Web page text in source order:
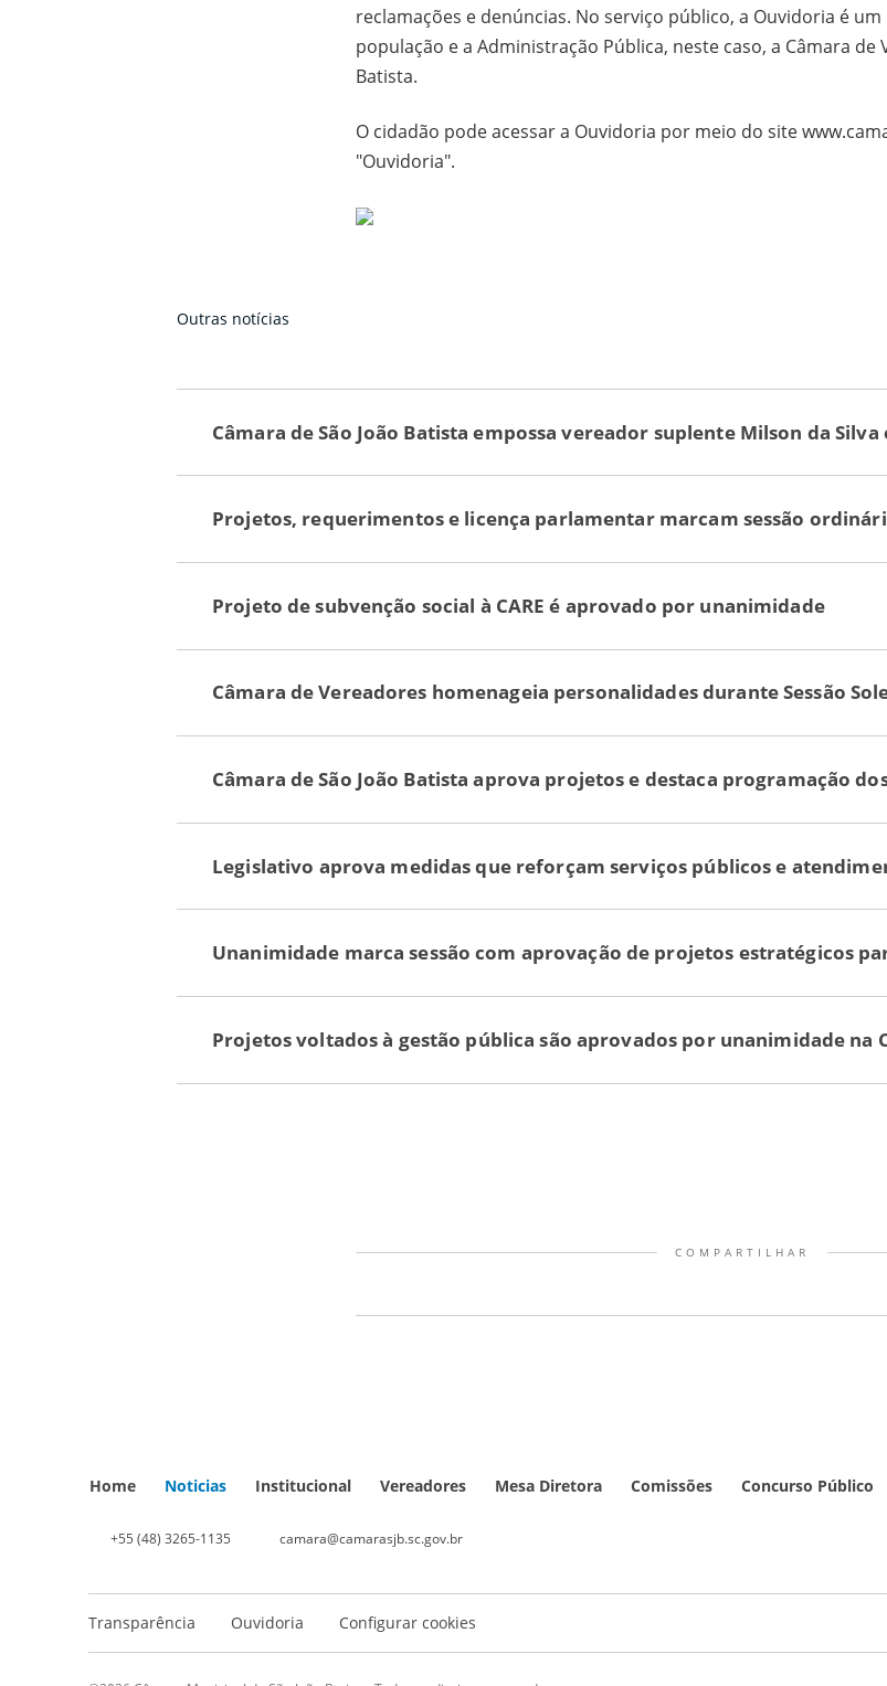
reclamações e denúncias. No serviço público, a Ouvidoria é
população e a Administração Pública, neste caso, a Câmara de
Batista.
O cidadão pode acessar a Ouvidoria por meio do site
"Ouvidoria".
Outras notícias
Câmara de São João Batista empossa vereador suplente Milson da
Projetos, requerimentos e licença parlamentar marcam sessão
Projeto de subvenção social à CARE é aprovado por unanimidade
Câmara de Vereadores homenageia personalidades durante Sessão
Câmara de São João Batista aprova projetos e destaca programação
Legislativo aprova medidas que reforçam serviços públicos e
Unanimidade marca sessão com aprovação de projetos estratégicos
Projetos voltados à gestão pública são aprovados por unanimidade na
COMPARTILHAR
Home Noticias Institucional Vereadores Mesa Diretora Comissões Concurso Público
+55 (48) 3265-1135 camara@camarasjb.sc.gov.br
Transparência Ouvidoria Configurar cookies